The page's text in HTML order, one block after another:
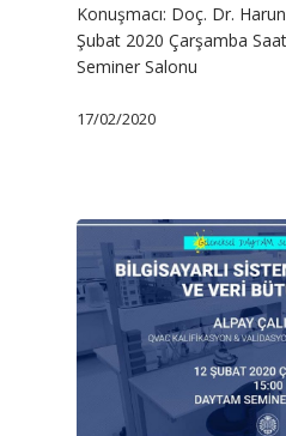
Konuşmacı: Doç. Dr.
Şubat 2020 Çarşamba
Seminer Salonu
17/02/2020